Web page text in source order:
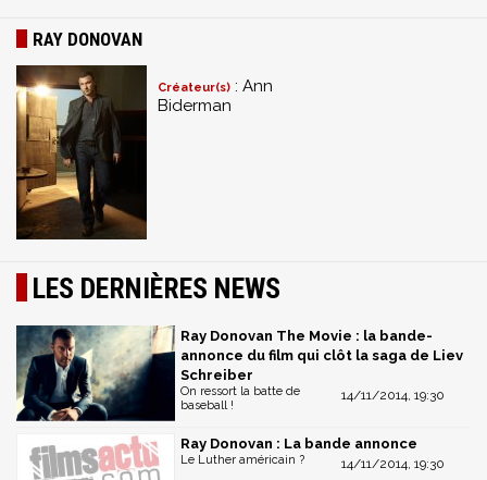
RAY DONOVAN
Créateur(s) : Ann
Biderman
LES DERNIÈRES NEWS
Ray Donovan The Movie : la bande-
annonce du film qui clôt la saga de Liev
Schreiber
14/11/2014, 19:30
On ressort la batte de
baseball !
Ray Donovan : La bande annonce
14/11/2014, 19:30
Le Luther américain ?